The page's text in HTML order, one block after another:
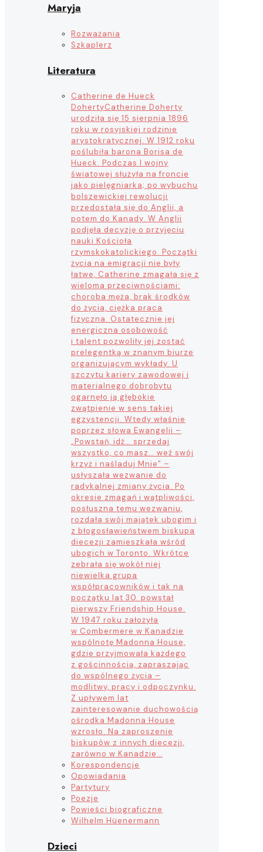
Maryja
Rozważania
Szkaplerz
Literatura
Catherine de Hueck
DohertyCatherine Doherty
urodziła się 15 sierpnia 1896
roku w rosyjskiej rodzinie
arystokratycznej. W 1912 roku
poślubiła barona Borisa de
Hueck. Podczas I wojny
światowej służyła na froncie
jako pielęgniarka; po wybuchu
bolszewickiej rewolucji
przedostała się do Anglii, a
potem do Kanady. W Anglii
podjęła decyzję o przyjęciu
nauki Kościoła
rzymskokatolickiego. Początki
życia na emigracji nie były
łatwe, Catherine zmagała się z
wieloma przeciwnościami:
choroba męża, brak środków
do życia, ciężka praca
fizyczna. Ostatecznie jej
energiczna osobowość
i talent pozwoliły jej zostać
prelegentką w znanym biurze
organizującym wykłady. U
szczytu kariery zawodowej i
materialnego dobrobytu
ogarnęło ją głębokie
zwątpienie w sens takiej
egzystencji. Wtedy właśnie
poprzez słowa Ewangelii –
„Powstań, idź… sprzedaj
wszystko, co masz… weź swój
krzyż i naśladuj Mnie” –
usłyszała wezwanie do
radykalnej zmiany życia. Po
okresie zmagań i wątpliwości,
posłuszna temu wezwaniu,
rozdała swój majątek ubogim i
z błogosławieństwem biskupa
diecezji zamieszkała wśród
ubogich w Toronto. Wkrótce
zebrała się wokół niej
niewielka grupa
współpracowników i tak na
początku lat 30. powstał
pierwszy Friendship House.
W 1947 roku założyła
w Combermere w Kanadzie
wspólnotę Madonna House,
gdzie przyjmowała każdego
z gościnnością, zapraszając
do wspólnego życia –
modlitwy, pracy i odpoczynku.
Z upływem lat
zainteresowanie duchowością
ośrodka Madonna House
wzrosło. Na zaproszenie
biskupów z innych diecezji,
zarówno w Kanadzie…
Korespondencje
Opowiadania
Partytury
Poezje
Powieści biograficzne
Wilhelm Hüenermann
Dzieci